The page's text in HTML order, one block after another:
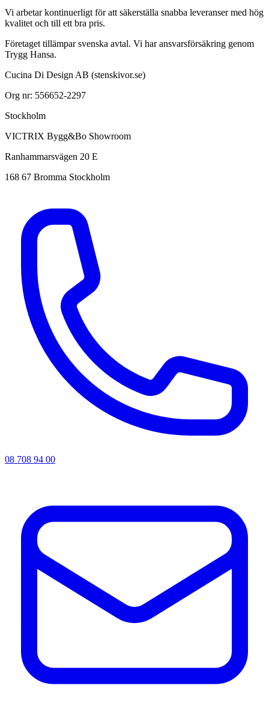
Vi arbetar kontinuerligt för att säkerställa snabba leveranser med hög
kvalitet och till ett bra pris.
Företaget tillämpar svenska avtal. Vi har ansvarsförsäkring genom
Trygg Hansa.
Cucina Di Design AB (stenskivor.se)
Org nr: 556652-2297
Stockholm
VICTRIX Bygg&Bo Showroom
Ranhammarsvägen 20 E
168 67 Bromma Stockholm
08 708 94 00